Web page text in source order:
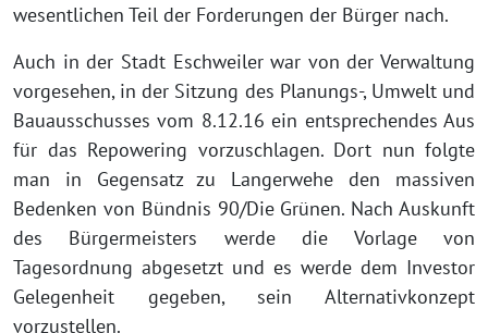
wesentlichen Teil der Forderungen der Bürger nach.
Auch in der Stadt Eschweiler war von der Verwaltung
vorgesehen, in der Sitzung des Planungs-, Umwelt und
Bauausschusses vom 8.12.16 ein entsprechendes Aus
für das Repowering vorzuschlagen. Dort nun folgte
man in Gegensatz zu Langerwehe den massiven
Bedenken von Bündnis 90/Die Grünen. Nach Auskunft
des Bürgermeisters werde die Vorlage von
Tagesordnung abgesetzt und es werde dem Investor
Gelegenheit gegeben, sein Alternativkonzept
vorzustellen.